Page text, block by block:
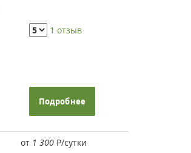
1 отзыв
Подробнее
от 1 300 Р/сутки